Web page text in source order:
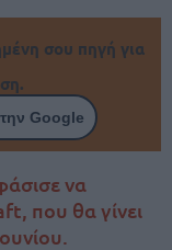
σου πηγή για
Google
να
που θα γίνει